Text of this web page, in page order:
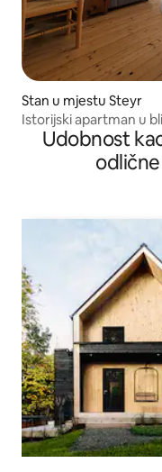
Stan u mjestu Steyr
Istorijski apartman u
Udobnost